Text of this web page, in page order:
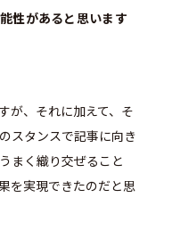
性があると思います
が、それに加えて、そ
スタンスで記事に向き
まく織り交ぜること
を実現できたのだと思